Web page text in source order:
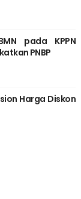
pada KPPN
PNBP
Harga Diskon